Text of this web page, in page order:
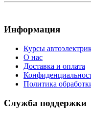
Информация
Курсы
О нас
Доставка и оплата
Политика
Служба поддержки